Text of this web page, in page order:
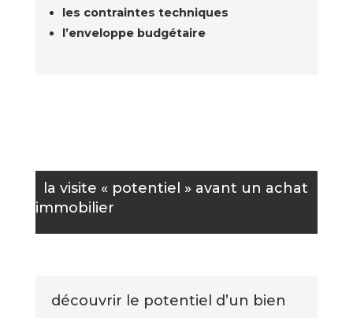
les contraintes techniques
l’enveloppe budgétaire
la visite « potentiel » avant un achat
immobilier
découvrir le potentiel d’un bien